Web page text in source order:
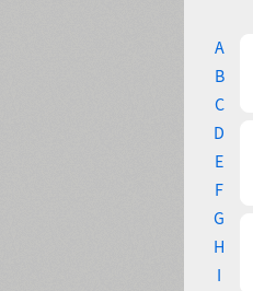
A
B
C
D
E
F
G
H
I